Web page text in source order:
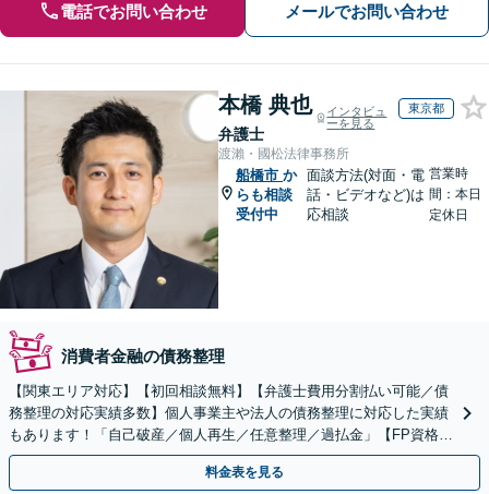
電話でお問い合わせ メールでお問い合わせ
本橋 典也
弁護士
インタビュ
ーを見る
東京都
渡瀨・國松法律事務所
船橋市 か
らも相談
受付中
面談方法(対面・電
話・ビデオなど)は
応相談
営業時
間：本日
定休日
消費者金融の債務整理
【関東エリア対応】【初回相談無料】【弁護士費用分割払い可能／債
務整理の対応実績多数】個人事業主や法人の債務整理に対応した実績
もあります！「自己破産／個人再生／任意整理／過払金」【FP資格あ
り／家計管理も万全に】
料金表を見る